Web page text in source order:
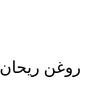
روغن ریحان ۶۰ میل